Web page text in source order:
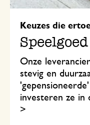
Keuzes die
Onze
stevig en
investeren ze in
>